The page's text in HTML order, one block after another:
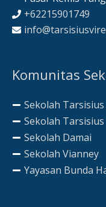
+62215901749
Komunitas
Sekolah Tarsisius
Sekolah Tarsisius
Sekolah Damai
Sekolah Vianney
Yayasan Bunda